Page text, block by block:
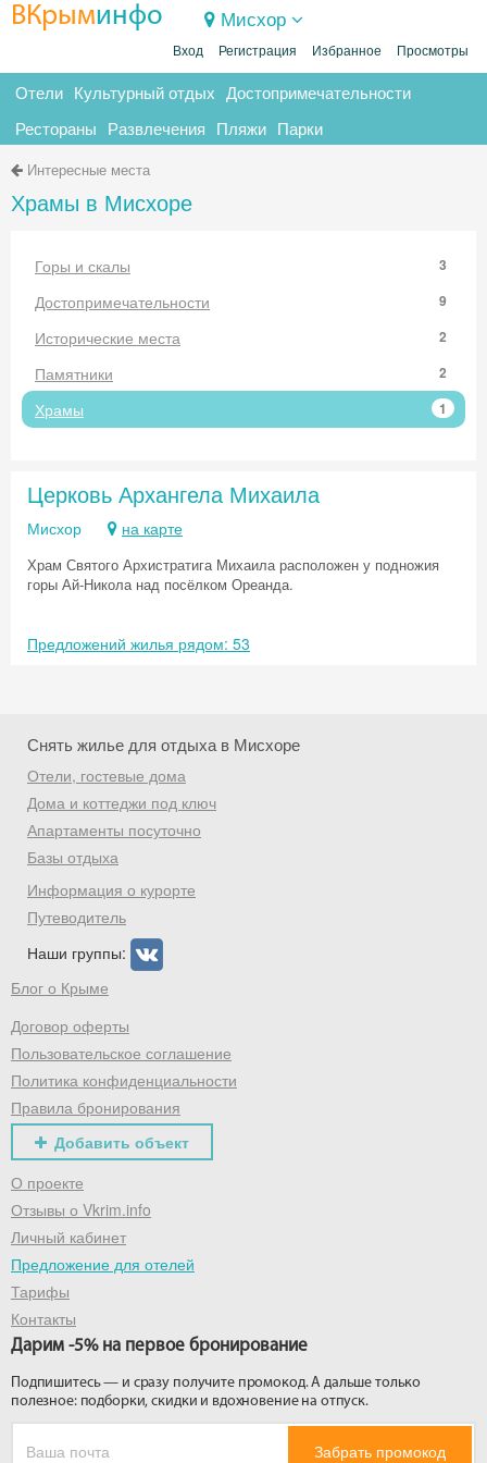
ВКрыминфо Мисхор
Вход Регистрация Избранное Просмотры
Отели Культурный отдых Достопримечательности
Рестораны Развлечения Пляжи Парки
Интересные места
Храмы в Мисхоре
Горы и скалы 3
Достопримечательности 9
Исторические места 2
Памятники 2
Храмы 1
Церковь Архангела Михаила
Мисхор на карте
Храм Святого Архистратига Михаила расположен у подножия
горы Ай-Никола над посёлком Ореанда.
Предложений жилья рядом: 53
Снять жилье для отдыха в Мисхоре
Отели, гостевые дома
Дома и коттеджи под ключ
Апартаменты посуточно
Базы отдыха
Информация о курорте
Путеводитель
Наши группы:
Блог о Крыме
Договор оферты
Пользовательское соглашение
Политика конфиденциальности
Правила бронирования
Добавить объект
О проекте
Отзывы о Vkrim.info
Личный кабинет
Предложение для отелей
Тарифы
Контакты
Дарим -5% на первое бронирование
Подпишитесь — и сразу получите промокод. А дальше только
полезное: подборки, скидки и вдохновение на отпуск.
Забрать промокод
Хочешь дешевле? Оставь почту и получи
промокод на первое бронирование!